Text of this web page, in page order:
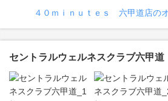
４０ｍｉｎｕｔｅｓ 六甲道店の
セントラルウェルネスクラブ六甲道